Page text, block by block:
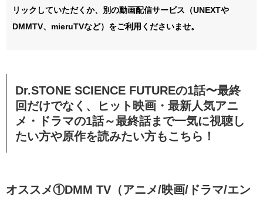
リックしていただくか、別の動画配信サービス（UNEXTや
DMMTV、mieruTVなど）をご利用くださいませ。
Dr.STONE SCIENCE FUTUREの1話〜最終
回だけでなく、ヒット映画・最新人気アニ
メ・ドラマの1話～最終話まで一気に視聴し
たい方や原作を読みたい方もこちら！
オススメ①DMM TV（アニメ/映画/ドラマ/エン